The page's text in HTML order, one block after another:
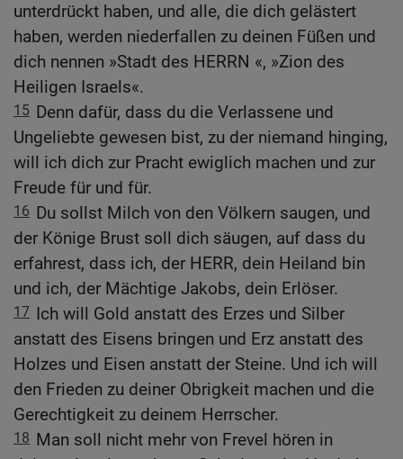
unterdrückt haben, und alle, die dich gelästert
haben, werden niederfallen zu deinen Füßen und
dich nennen »Stadt des HERRN «, »Zion des
Heiligen Israels«.
15 Denn dafür, dass du die Verlassene und
Ungeliebte gewesen bist, zu der niemand hinging,
will ich dich zur Pracht ewiglich machen und zur
Freude für und für.
16 Du sollst Milch von den Völkern saugen, und
der Könige Brust soll dich säugen, auf dass du
erfahrest, dass ich, der HERR, dein Heiland bin
und ich, der Mächtige Jakobs, dein Erlöser.
17 Ich will Gold anstatt des Erzes und Silber
anstatt des Eisens bringen und Erz anstatt des
Holzes und Eisen anstatt der Steine. Und ich will
den Frieden zu deiner Obrigkeit machen und die
Gerechtigkeit zu deinem Herrscher.
18 Man soll nicht mehr von Frevel hören in